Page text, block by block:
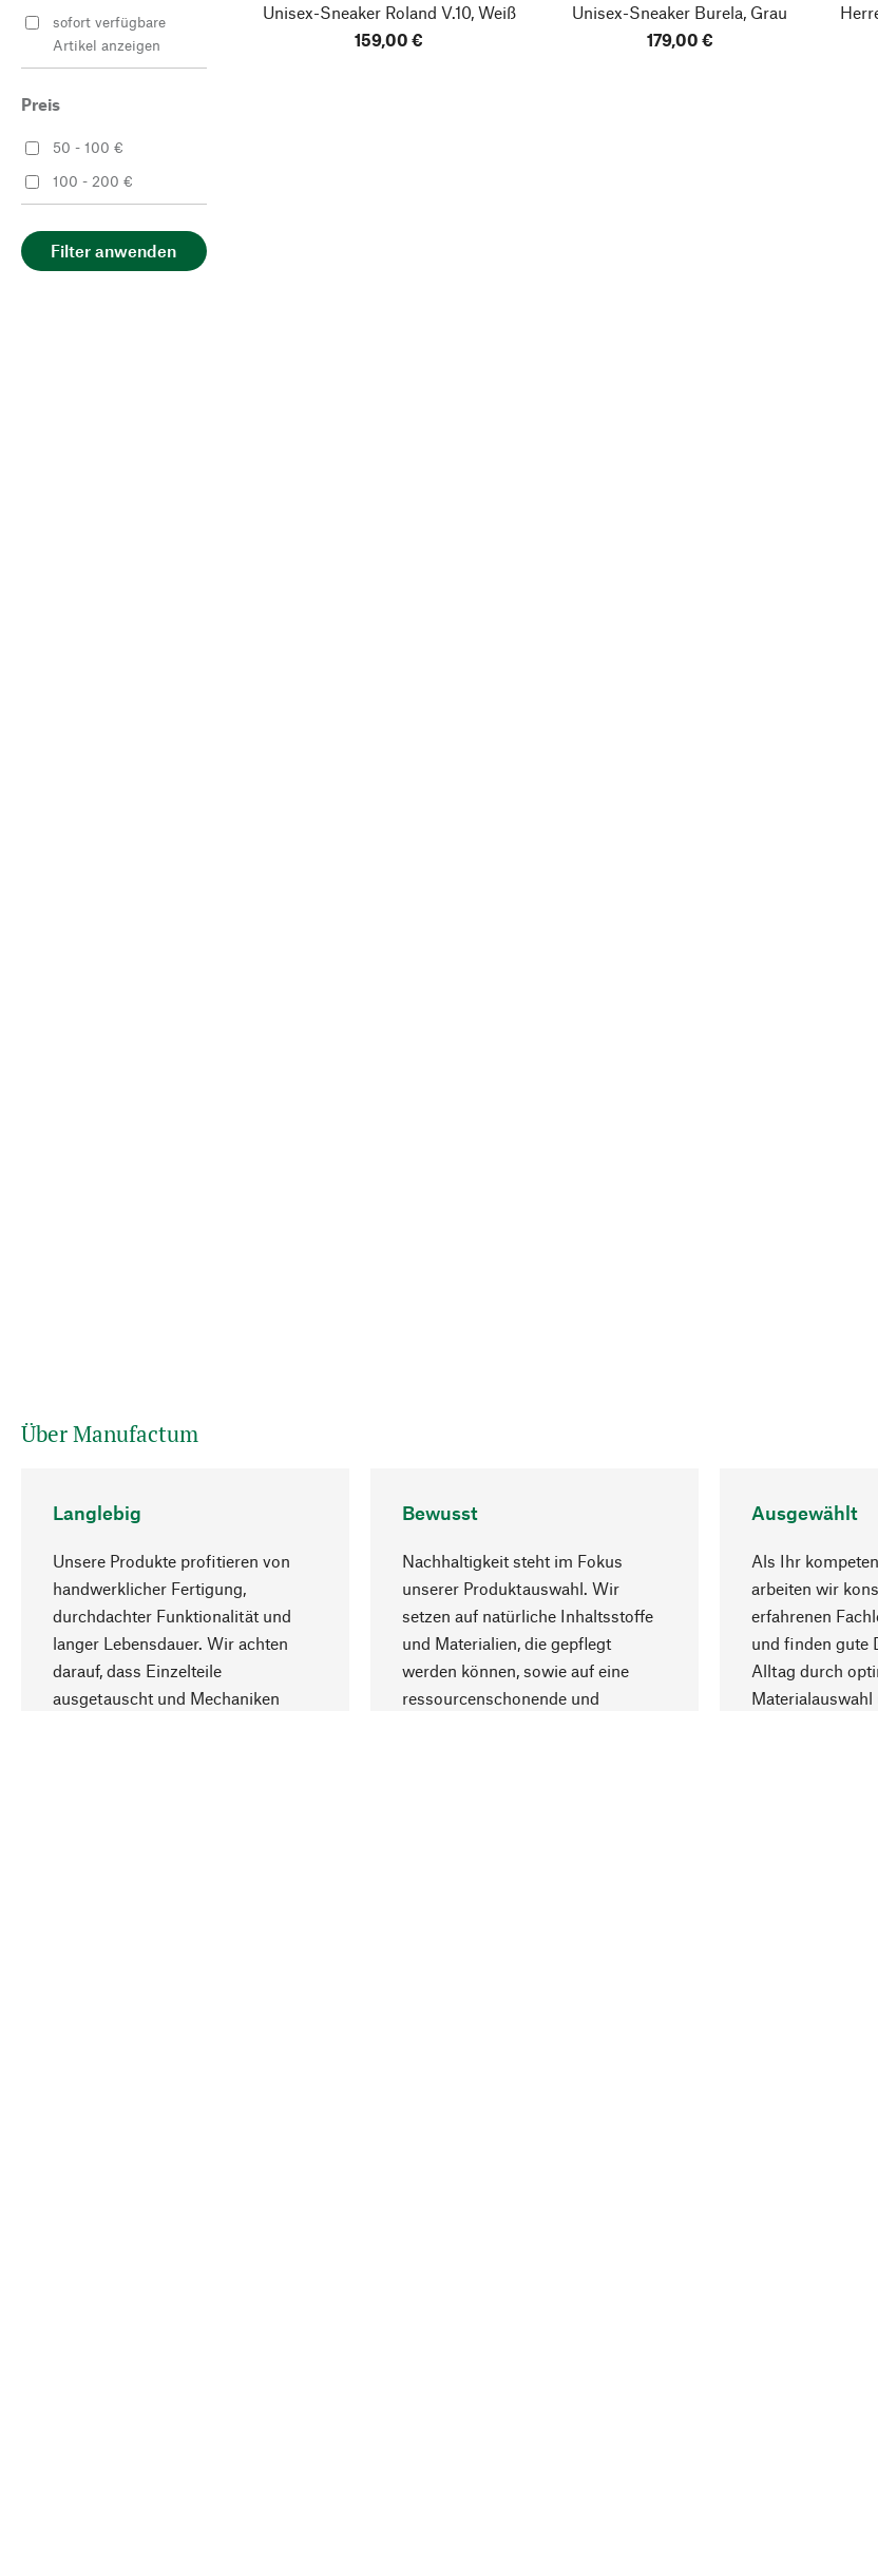
43
44
45
sofort verfügbare
Artikel anzeigen
Preis
50 - 100 €
100 - 200 €
Filter anwenden
Unisex-Sneaker Roland V.10, Weiß
159,00 €
Unisex-Sneaker Burela, Grau
179,00 €
Über Manufactum
Langlebig
Unsere Produkte profitieren von
handwerklicher Fertigung,
durchdachter Funktionalität und
langer Lebensdauer. Wir achten
darauf, dass Einzelteile
ausgetauscht und Mechaniken
Bewusst
Nachhaltigkeit steht im Fokus
unserer Produktauswahl. Wir
setzen auf natürliche Inhaltsstoffe
und Materialien, die gepflegt
werden können, sowie auf eine
ressourcenschonende und
Ausgewählt
Als Ihr
arbeiten wir
erfahrenen
und finden gute
Alltag durch
Materialauswahl